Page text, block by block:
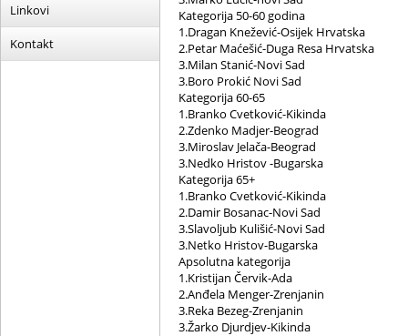
Linkovi
Kontakt
Kategorija 50-60 godina
1.Dragan Knežević-Osijek Hrvatska
2.Petar Maćešić-Duga Resa Hrvatska
3.Milan Stanić-Novi Sad
3.Boro Prokić Novi Sad
Kategorija 60-65
1.Branko Cvetković-Kikinda
2.Zdenko Madjer-Beograd
3.Miroslav Jelača-Beograd
3.Nedko Hristov -Bugarska
Kategorija 65+
1.Branko Cvetković-Kikinda
2.Damir Bosanac-Novi Sad
3.Slavoljub Kulišić-Novi Sad
3.Netko Hristov-Bugarska
Apsolutna kategorija
1.Kristijan Červik-Ada
2.Anđela Menger-Zrenjanin
3.Reka Bezeg-Zrenjanin
3.Žarko Djurdjev-Kikinda